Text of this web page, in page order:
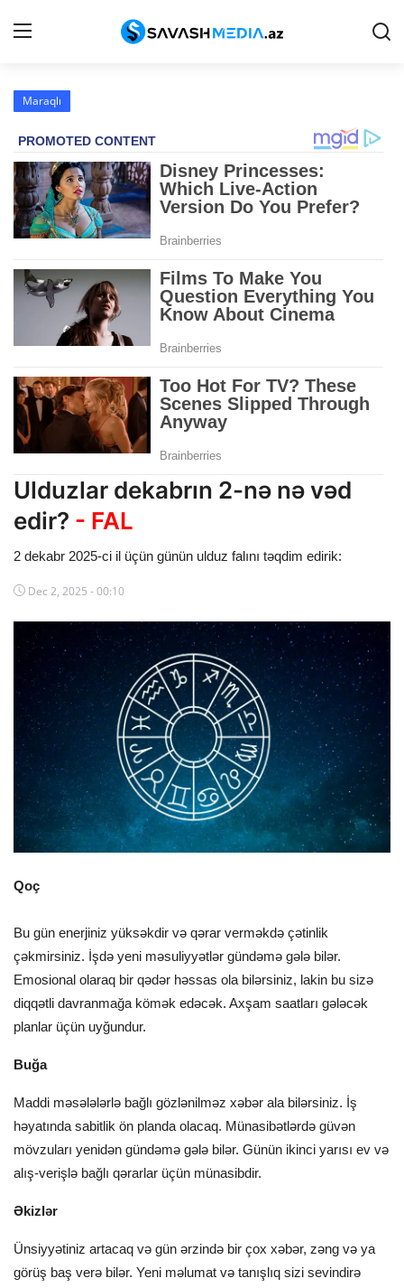
Reklam
Haqqımızda
Əlaqə
Peşə etikası
Siyasət
Hadisə
Dünya
İdman
Kriminal
Mövqe
Maraqlı
Sağlıq
Digər
Maraqlı
Ulduzlar dekabrın 2-nə nə vəd
edir? - FAL
2 dekabr 2025-ci il üçün günün ulduz falını təqdim edirik:
Dec 2, 2025 - 00:10
Qoç
Bu gün enerjiniz yüksəkdir və qərar verməkdə çətinlik
çəkmirsiniz. İşdə yeni məsuliyyətlər gündəmə gələ bilər.
Emosional olaraq bir qədər həssas ola bilərsiniz, lakin bu sizə
diqqətli davranmağa kömək edəcək. Axşam saatları gələcək
planlar üçün uyğundur.
Buğa
Maddi məsələlərlə bağlı gözlənilməz xəbər ala bilərsiniz. İş
həyatında sabitlik ön planda olacaq. Münasibətlərdə güvən
mövzuları yenidən gündəmə gələ bilər. Günün ikinci yarısı ev və
alış-verişlə bağlı qərarlar üçün münasibdir.
Əkizlər
Ünsiyyətiniz artacaq və gün ərzində bir çox xəbər, zəng və ya
görüş baş verə bilər. Yeni məlumat və tanışlıq sizi sevindirə